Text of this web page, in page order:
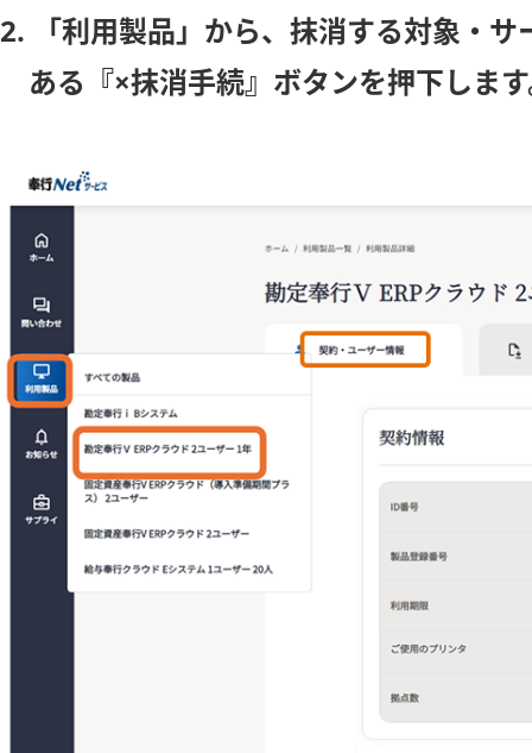
2. 「利用製品」から、抹消する対象・
ある『×抹消手続』ボタンを押下しま